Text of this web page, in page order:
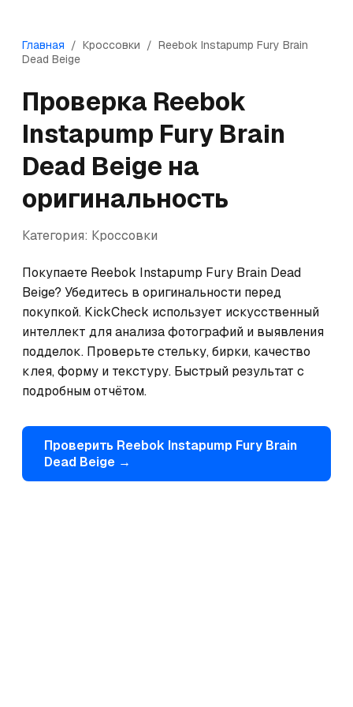
Главная / Кроссовки / Reebok Instapump Fury Brain
Dead Beige
Проверка Reebok
Instapump Fury Brain
Dead Beige на
оригинальность
Категория: Кроссовки
Покупаете Reebok Instapump Fury Brain Dead
Beige? Убедитесь в оригинальности перед
покупкой. KickCheck использует искусственный
интеллект для анализа фотографий и выявления
подделок. Проверьте стельку, бирки, качество
клея, форму и текстуру. Быстрый результат с
подробным отчётом.
Проверить Reebok Instapump Fury Brain
Dead Beige →